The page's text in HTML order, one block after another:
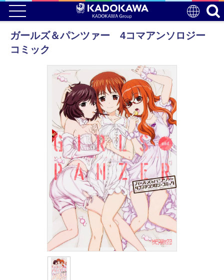
ガールズ＆パンツァー 4コマアンソロジー
コミック